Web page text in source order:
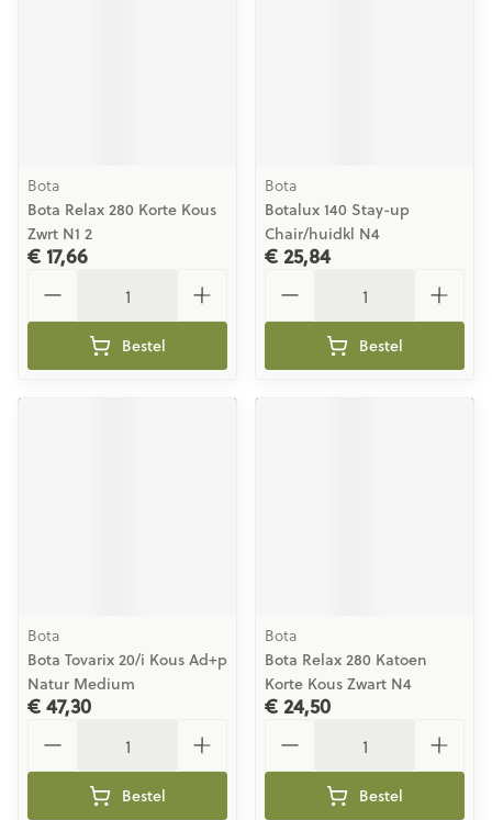
Bota
Bota Relax 280 Korte Kous
Zwrt N1 2
€ 17,66
Bestel
Bota
Botalux 140 Stay-up
Chair/huidkl N4
€ 25,84
Bestel
Bota
Bota Tovarix 20/i Kous Ad+p
Natur Medium
€ 47,30
Bestel
Bota
Bota Relax 280 Katoen
Korte Kous Zwart N4
€ 24,50
Bestel